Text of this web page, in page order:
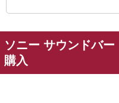
ソニー サウンドバ
購入